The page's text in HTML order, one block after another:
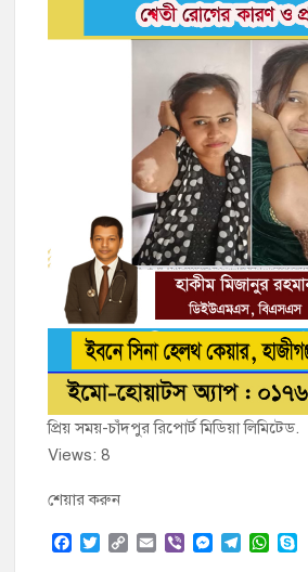
প্রিয় সময়-চাঁদপুর রিপোর্ট মিডিয়া লিমিটেড.
Views: 8
শেয়ার করুন
F
T
C
E
V
M
T
W